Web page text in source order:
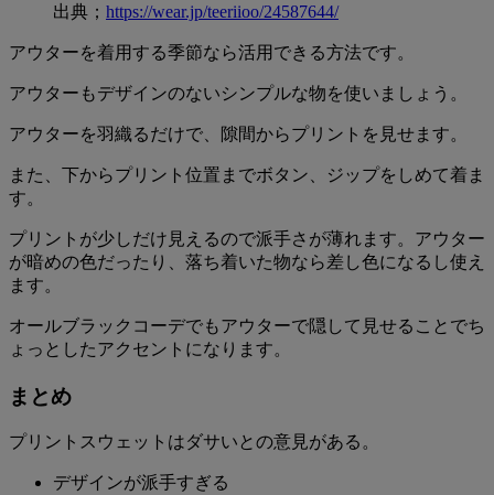
出典； https://wear.jp/teeriioo/24587644/
アウターを着用する季節なら活用できる方法です。
アウターもデザインのないシンプルな物を使いましょう。
アウターを羽織るだけで、隙間からプリントを見せます。
また、下からプリント位置までボタン、ジップをしめて着ま
す。
プリントが少しだけ見えるので派手さが薄れます。アウター
が暗めの色だったり、落ち着いた物なら差し色になるし使え
ます。
オールブラックコーデでもアウターで隠して見せることでち
ょっとしたアクセントになります。
まとめ
プリントスウェットはダサいとの意見がある。
デザインが派手すぎる